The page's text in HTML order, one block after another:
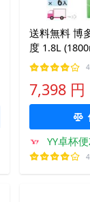
送料無料 博
度 1.8L (1800ml) パック 6本入
1ケース(6本)
7,398 円
YY卓杯